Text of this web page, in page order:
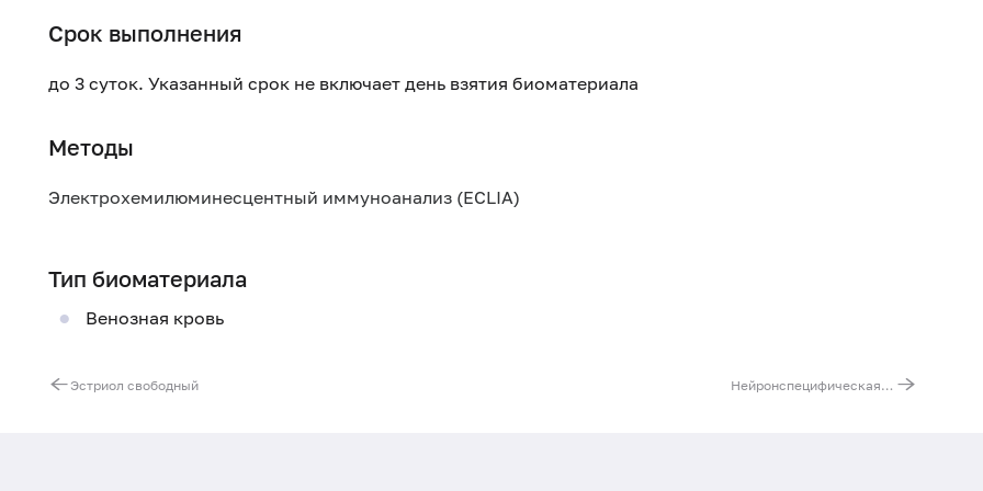
Срок выполнения
до 3 суток. Указанный срок не включает день взятия биоматериала
Методы
Электрохемилюминесцентный иммуноанализ (ECLIA)
Тип биоматериала
Венозная кровь
Эстриол свободный Нейронспецифическая энолаза (NSE)